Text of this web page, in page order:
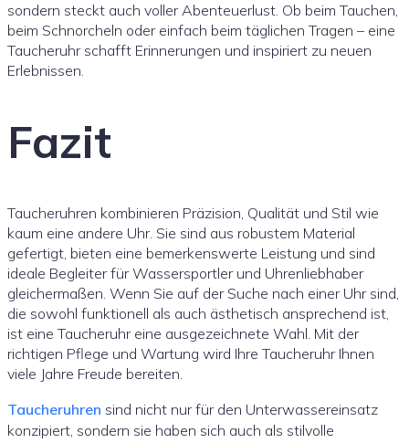
sondern steckt auch voller Abenteuerlust. Ob beim Tauchen,
beim Schnorcheln oder einfach beim täglichen Tragen – eine
Taucheruhr schafft Erinnerungen und inspiriert zu neuen
Erlebnissen.
Fazit
Taucheruhren kombinieren Präzision, Qualität und Stil wie
kaum eine andere Uhr. Sie sind aus robustem Material
gefertigt, bieten eine bemerkenswerte Leistung und sind
ideale Begleiter für Wassersportler und Uhrenliebhaber
gleichermaßen. Wenn Sie auf der Suche nach einer Uhr sind,
die sowohl funktionell als auch ästhetisch ansprechend ist,
ist eine Taucheruhr eine ausgezeichnete Wahl. Mit der
richtigen Pflege und Wartung wird Ihre Taucheruhr Ihnen
viele Jahre Freude bereiten.
Taucheruhren sind nicht nur für den Unterwassereinsatz
konzipiert, sondern sie haben sich auch als stilvolle